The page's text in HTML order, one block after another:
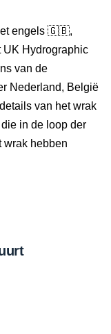
engels 🇬🇧,
UK Hydrographic
van de
Nederland, België
van het wrak
in de loop der
wrak hebben